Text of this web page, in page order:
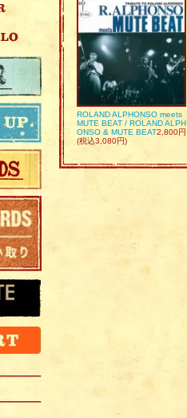
ROLAND ALPHONSO meets
MUTE BEAT / ROLAND ALPH
ONSO & MUTE BEAT2,800円
(税込3,080円)